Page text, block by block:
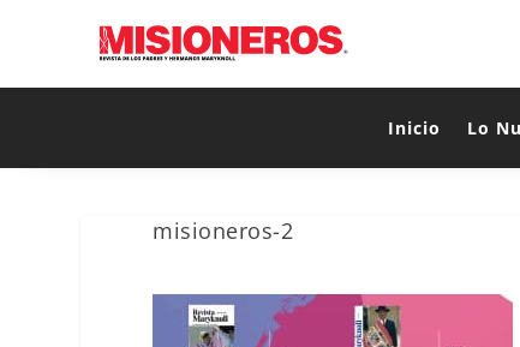
Inicio Lo
misioneros-2